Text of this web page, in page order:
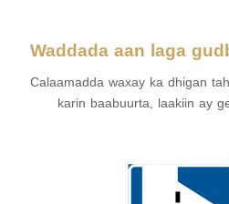
Waddada aan laga
Calaamadda waxay ka dhigan
karin baabuurta, laakiin ay